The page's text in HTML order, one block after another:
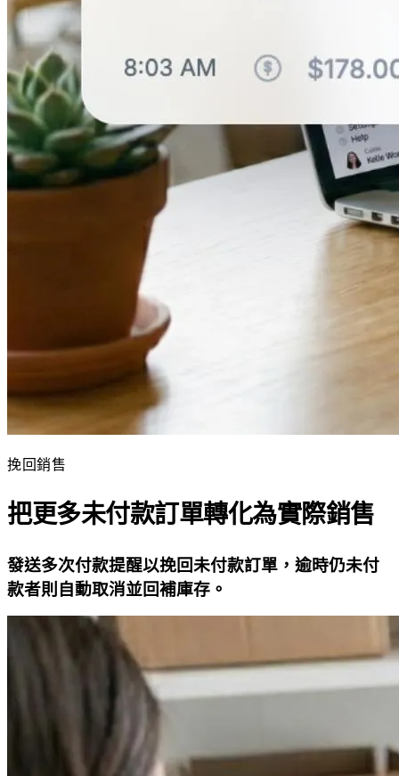
挽回銷售
把更多未付款訂單轉化為實際銷售
發送多次付款提醒以挽回未付款訂單，逾時仍未付
款者則自動取消並回補庫存。